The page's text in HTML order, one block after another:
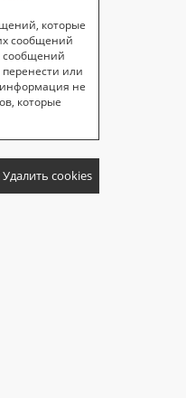
которые
сообщений
сообщений
или
информация не
которые
Удалить cookies